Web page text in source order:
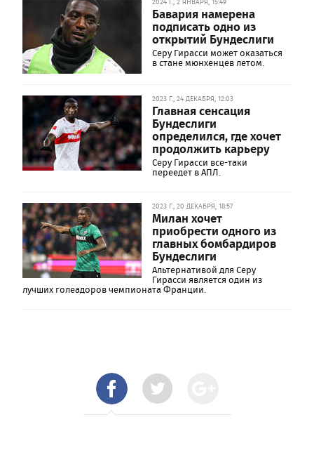
Бавария намерена
подписать одно из
открытий Бундеслиги
Серу Гирасси может оказаться
в стане мюнхенцев летом.
2023 Г., 24 ДЕКАБРЯ, 12:03
Главная сенсация
Бундеслиги
определился, где хочет
продолжить карьеру
Серу Гирасси все-таки
переедет в АПЛ.
2023 Г., 20 ДЕКАБРЯ, 18:57
Милан хочет
приобрести одного из
главных бомбардиров
Бундеслиги
Альтернативой для Серу
Гирасси является один из
лучших голеадоров чемпионата Франции.